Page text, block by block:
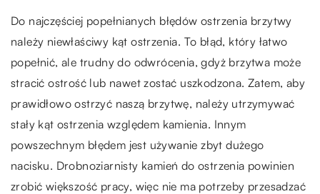
Do najczęściej popełnianych błędów ostrzenia brzytwy
należy niewłaściwy kąt ostrzenia. To błąd, który łatwo
popełnić, ale trudny do odwrócenia, gdyż brzytwa może
stracić ostrość lub nawet zostać uszkodzona. Zatem, aby
prawidłowo ostrzyć naszą brzytwę, należy utrzymywać
stały kąt ostrzenia względem kamienia. Innym
powszechnym błędem jest używanie zbyt dużego
nacisku. Drobnoziarnisty kamień do ostrzenia powinien
zrobić większość pracy, więc nie ma potrzeby przesadzać